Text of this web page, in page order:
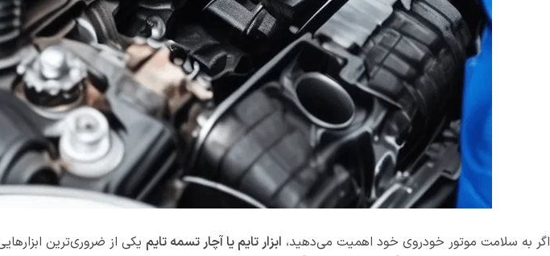
اگر به سلامت موتور خودروی خود اهمیت می‌دهید، ابزار تایم یا آچار تسمه تایم یکی از ضروری‌ترین